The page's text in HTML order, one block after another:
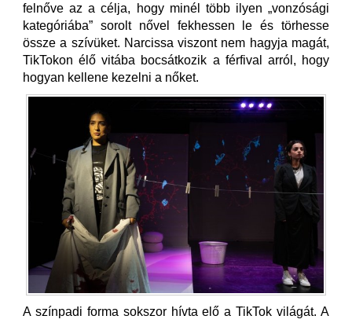
felnőve az a célja, hogy minél több ilyen „vonzósági
kategóriába” sorolt nővel fekhessen le és törhesse
össze a szívüket. Narcissa viszont nem hagyja magát,
TikTokon élő vitába bocsátkozik a férfival arról, hogy
hogyan kellene kezelni a nőket.
A színpadi forma sokszor hívta elő a TikTok világát. A